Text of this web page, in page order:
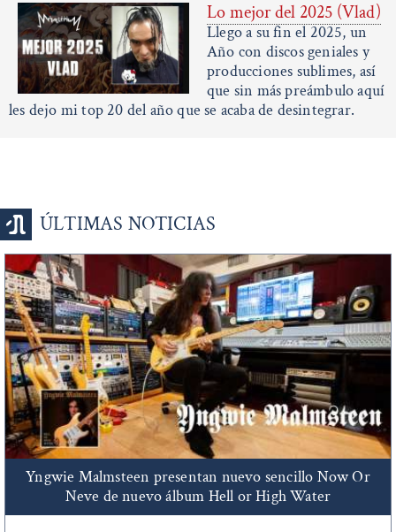
Lo mejor del 2025 (Vlad)
Llego a su fin el 2025, un
Año con discos geniales y
producciones sublimes, así
que sin más preámbulo aquí
les dejo mi top 20 del año que se acaba de desintegrar.
ÚLTIMAS NOTICIAS
Yngwie Malmsteen presentan nuevo sencillo Now Or
Neve de nuevo álbum Hell or High Water